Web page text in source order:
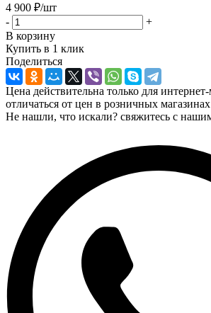
4 900 ₽/шт
-
+
В корзину
Купить в 1 клик
Поделиться
Цена действительна только для
отличаться от цен в розничных магазинах
Не нашли, что искали? свяжитесь с